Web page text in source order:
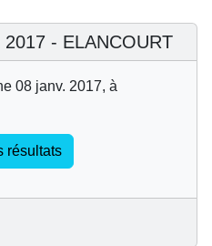
- ELANCOURT
08 janv. 2017, à
résultats